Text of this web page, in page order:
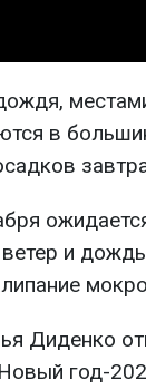
в
и
Диденко
год-